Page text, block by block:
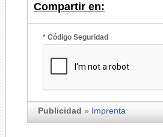
Compartir en:
* Código Seguridad
Publicidad » Imprenta